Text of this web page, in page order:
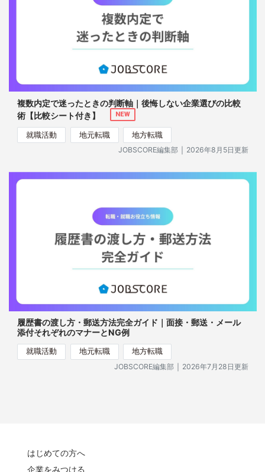
複数内定で迷ったときの判断軸｜後悔しない企業選びの比較
術【比較シート付き】
NEW
就職活動 地元転職
地方転職
JOBSCORE編集部 ｜ 2026年8月5日更新
履歴書の渡し方・郵送方法完全ガイド｜面接・郵送・メール
添付それぞれのマナーとNG例
就職活動 地元転職
地方転職
JOBSCORE編集部 ｜ 2026年7月28日更新
はじめての方へ
企業をみつける